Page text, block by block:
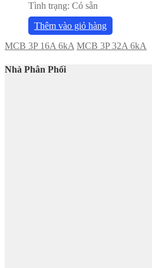
Tình trạng: Có sẵn
Thêm vào giỏ hàng
MCB 3P 16A 6kA MCB 3P 32A 6kA
Nhà Phân Phối